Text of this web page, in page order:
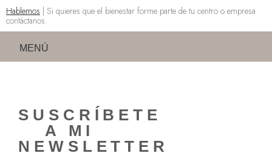
Hablemos | Si quieres que el bienestar forme parte de tu centro o empresa
contáctanos.
MENÚ
SUSCRÍBETE
A MI
NEWSLETTER